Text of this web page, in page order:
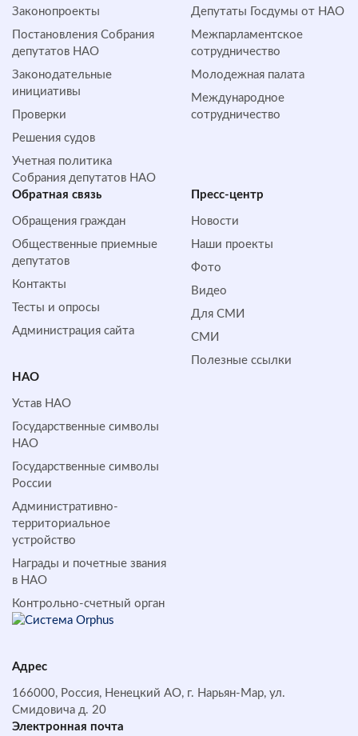
Законопроекты
Постановления Собрания
депутатов НАО
Законодательные
инициативы
Проверки
Решения судов
Учетная политика
Собрания депутатов НАО
Депутаты Госдумы от НАО
Межпарламентское
сотрудничество
Молодежная палата
Международное
сотрудничество
Обратная cвязь
Обращения граждан
Общественные приемные
депутатов
Контакты
Тесты и опросы
Администрация сайта
Пресс-центр
Новости
Наши проекты
Фото
Видео
Для СМИ
СМИ
Полезные ссылки
НАО
Устав НАО
Государственные символы
НАО
Государственные символы
России
Административно-
территориальное
устройство
Награды и почетные звания
в НАО
Контрольно-счетный орган
Адрес
166000, Россия, Ненецкий АО, г. Нарьян-Мар, ул.
Смидовича д. 20
Электронная почта